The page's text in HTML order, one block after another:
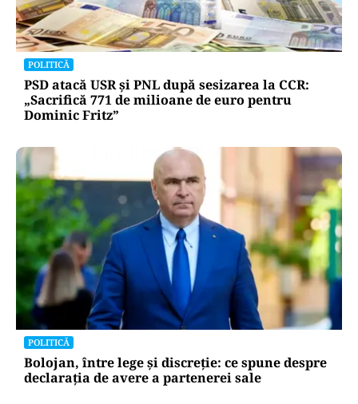
POLITICĂ
PSD atacă USR și PNL după sesizarea la CCR:
„Sacrifică 771 de milioane de euro pentru
Dominic Fritz”
POLITICĂ
Bolojan, între lege și discreție: ce spune despre
declarația de avere a partenerei sale